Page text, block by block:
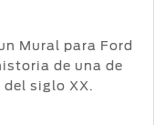
Mural para Ford
de una de
siglo XX.